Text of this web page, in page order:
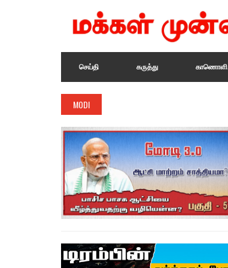
செய்தி கருத்து காணொளி
MODI